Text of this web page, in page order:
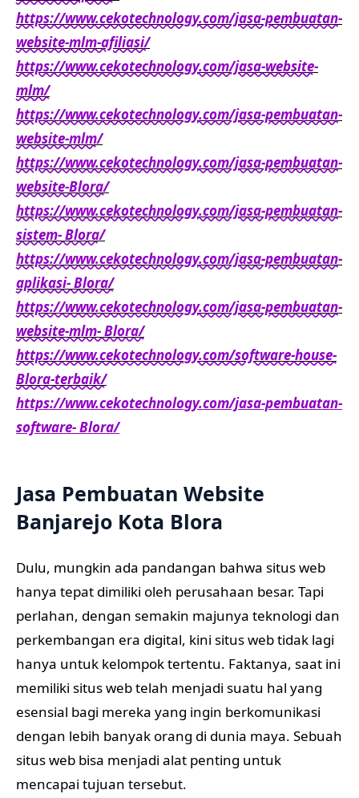
https://www.cekotechnology.com/jasa-pembuatan-
website-mlm-afiliasi/
https://www.cekotechnology.com/jasa-website-
mlm/
https://www.cekotechnology.com/jasa-pembuatan-
website-mlm/
https://www.cekotechnology.com/jasa-pembuatan-
website-Blora/
https://www.cekotechnology.com/jasa-pembuatan-
sistem- Blora/
https://www.cekotechnology.com/jasa-pembuatan-
aplikasi- Blora/
https://www.cekotechnology.com/jasa-pembuatan-
website-mlm- Blora/
https://www.cekotechnology.com/software-house-
Blora-terbaik/
https://www.cekotechnology.com/jasa-pembuatan-
software- Blora/
Jasa Pembuatan Website
Banjarejo Kota Blora
Dulu, mungkin ada pandangan bahwa situs web
hanya tepat dimiliki oleh perusahaan besar. Tapi
perlahan, dengan semakin majunya teknologi dan
perkembangan era digital, kini situs web tidak lagi
hanya untuk kelompok tertentu. Faktanya, saat ini
memiliki situs web telah menjadi suatu hal yang
esensial bagi mereka yang ingin berkomunikasi
dengan lebih banyak orang di dunia maya. Sebuah
situs web bisa menjadi alat penting untuk
mencapai tujuan tersebut.